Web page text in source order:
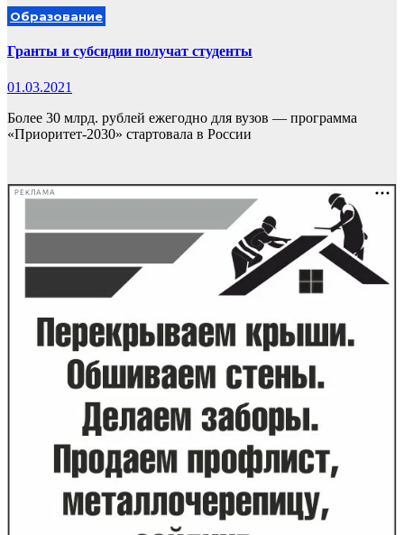
Образование
Гранты и субсидии получат студенты
01.03.2021
Более 30 млрд. рублей ежегодно для вузов — программа
«Приоритет-2030» стартовала в России
РЕКЛАМА